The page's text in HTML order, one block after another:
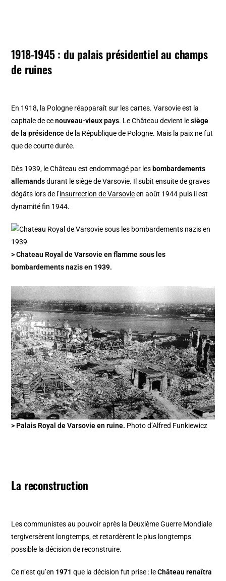
1918-1945 : du palais présidentiel au champs
de ruines
En 1918, la Pologne réapparaît sur les cartes. Varsovie est la
capitale de cenouveau-vieux pays. Le Château devient lesiège
de la présidencede la République de Pologne. Mais la paix ne fut
que de courte durée.
Dès 1939, le Château est endommagé par les bombardements
allemandsdurant le siège de Varsovie. Il subit ensuite de graves
dégâts lors de l’insurrection de Varsovieen août 1944 puis il est
dynamité fin 1944.
> Chateau Royal de Varsovie en flamme sous les
bombardements nazis en 1939.
> Palais Royal de Varsovie en ruine. Photo d’Alfred Funkiewicz
La reconstruction
Les communistes au pouvoir après la Deuxième Guerre Mondiale
tergiversèrent longtemps, et retardèrent le plus longtemps
possible la décision de reconstruire.
Ce n’est qu’en 1971 que la décision fut prise : leChâteau renaîtra